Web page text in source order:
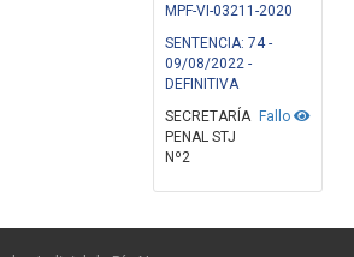
MPF-VI-03211-2020
SENTENCIA: 74 -
09/08/2022 -
DEFINITIVA
Fallo
SECRETARÍA
PENAL STJ
Nº2